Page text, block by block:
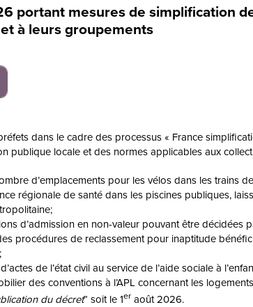
portant mesures de simplification
à leurs groupements
dans le cadre des processus « France
publique locale et des normes applicables aux
d’emplacements pour les vélos dans les trains
régionale de santé dans les piscines publiques,
d’admission en non-valeur pouvant être décidées
procédures de reclassement pour inaptitude
de l’état civil au service de l’aide sociale à
des conventions à l’APL concernant les
du décret” soit le 1er août 2026.